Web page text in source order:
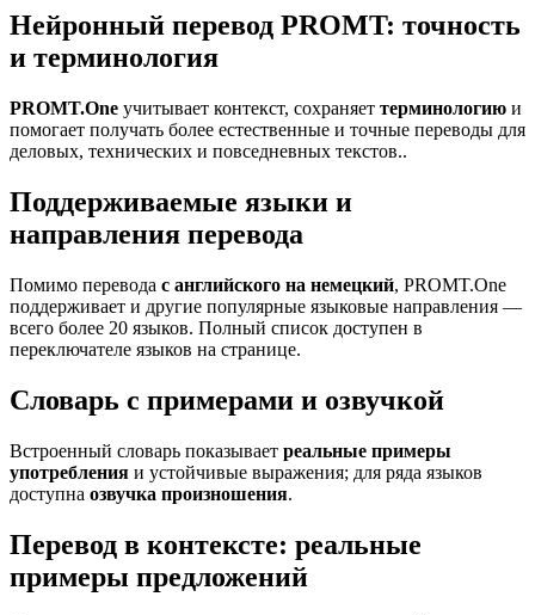
Нейронный перевод PROMT: точность
и терминология
PROMT.One учитывает контекст, сохраняет терминологию и
помогает получать более естественные и точные переводы для
деловых, технических и повседневных текстов..
Поддерживаемые языки и
направления перевода
Помимо перевода с английского на немецкий, PROMT.One
поддерживает и другие популярные языковые направления —
всего более 20 языков. Полный список доступен в
переключателе языков на странице.
Словарь с примерами и озвучкой
Встроенный словарь показывает реальные примеры
употребления и устойчивые выражения; для ряда языков
доступна озвучка произношения.
Перевод в контексте: реальные
примеры предложений